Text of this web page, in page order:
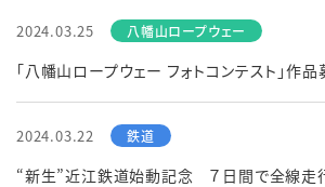
2024.03.25
「八幡山ロープウェー フォトコンテスト」作品
2024.03.22
“新生”近江鉄道始動記念 ７日間で全線走